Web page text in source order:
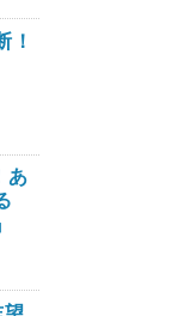
！
あ